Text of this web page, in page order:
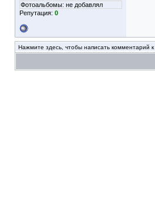
Фотоальбомы: не добавлял
Репутация: 0
Нажмите здесь, чтобы написать комментарий